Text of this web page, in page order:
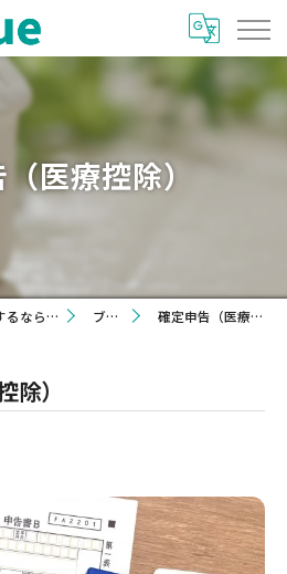
医療控除）
さいたま市で相談を希望するならFP Avenue ブログ 確定申告（医療控除）
除）